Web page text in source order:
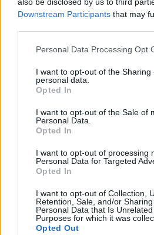
Downstream Participants that may
Personal Data Processing Opt
I want to opt-out of the Sharing
personal data.
Opted In
I want to opt-out of the Sale of
Personal Data.
Opted In
I want to opt-out of processing
Personal Data for Targeted
Opted In
I want to opt-out of Collection,
Retention, Sale, and/or
Personal Data that Is
Purposes for which it was
Opted Out
Tesla: Πόσο ασφαλές
13/07/2026 07:16